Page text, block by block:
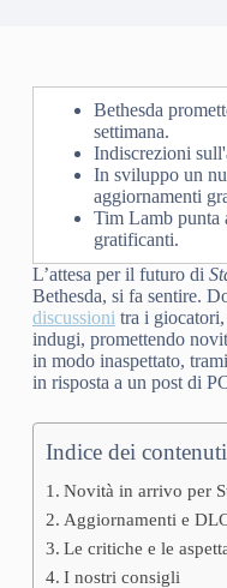
Bethesda
settimana.
Indiscrezioni
In sviluppo un
aggiornamenti
Tim Lamb punta
gratificanti.
L’attesa per il futuro di
Bethesda, si fa sentire.
discussioni tra i
indugi, promettendo
in modo inaspettato,
in risposta a un post di
Indice dei contenuti
Novità in arrivo per
Aggiornamenti e
Le critiche e le
I nostri consigli